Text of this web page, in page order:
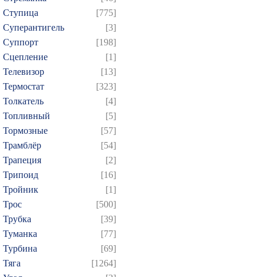
Ступица
[775]
Суперантигель
[3]
Суппорт
[198]
Сцепление
[1]
Телевизор
[13]
Термостат
[323]
Толкатель
[4]
Топливный
[5]
Тормозные
[57]
Трамблёр
[54]
Трапеция
[2]
Трипоид
[16]
Тройник
[1]
Трос
[500]
Трубка
[39]
Туманка
[77]
Турбина
[69]
Тяга
[1264]